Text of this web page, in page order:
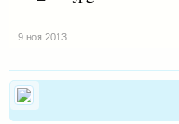
9 ноя 2013